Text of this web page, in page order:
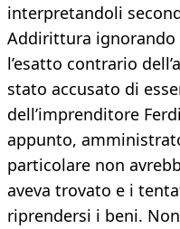
interpretandoli
Addirittura
l’esatto contrario
stato accusato di
dell’imprenditore
appunto,
particolare non
aveva trovato e i
riprendersi i beni.